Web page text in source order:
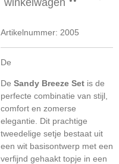
Artikelnummer: 2005
De
De Sandy Breeze Set is de
perfecte combinatie van stijl,
comfort en zomerse
elegantie. Dit prachtige
tweedelige setje bestaat uit
een wit basisontwerp met een
verfijnd gehaakt topje in een